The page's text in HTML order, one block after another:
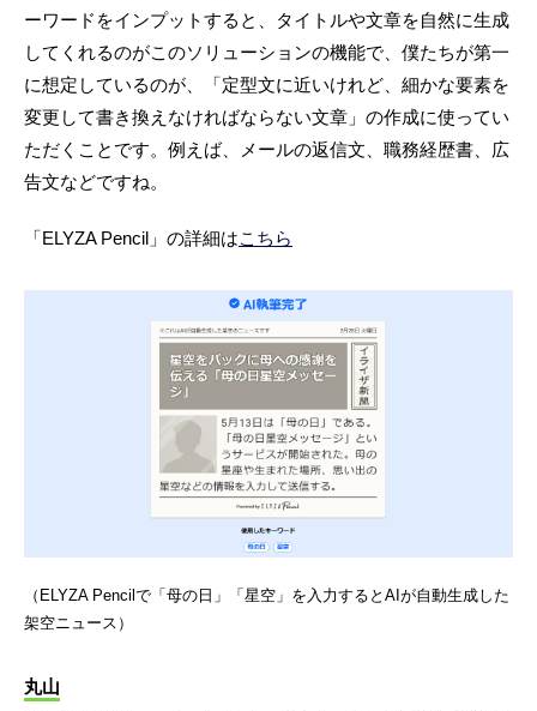
ーワードをインプットすると、タイトルや文章を自然に生成
してくれるのがこのソリューションの機能で、僕たちが第一
に想定しているのが、「定型文に近いけれど、細かな要素を
変更して書き換えなければならない文章」の作成に使ってい
ただくことです。例えば、メールの返信文、職務経歴書、広
告文などですね。
「ELYZA Pencil」の詳細はこちら
（ELYZA Pencilで「母の日」「星空」を入力するとAIが自動生成した
架空ニュース）
丸山